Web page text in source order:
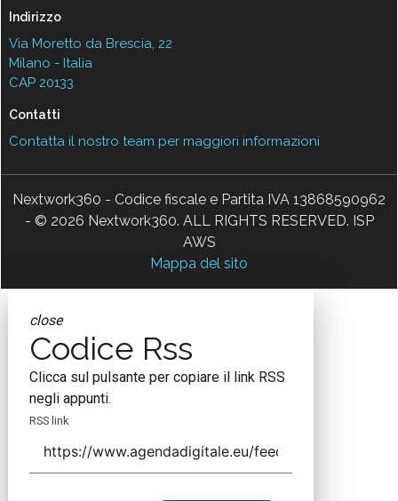
Indirizzo
Via Moretto da Brescia, 22
Milano - Italia
CAP 20133
Contatti
Contatta il nostro team per maggiori informazioni
Nextwork360 - Codice fiscale e Partita IVA 13868590962
- © 2026 Nextwork360. ALL RIGHTS RESERVED. ISP
AWS
Mappa del sito
close
Codice Rss
Clicca sul pulsante per copiare il link RSS
negli appunti.
RSS link